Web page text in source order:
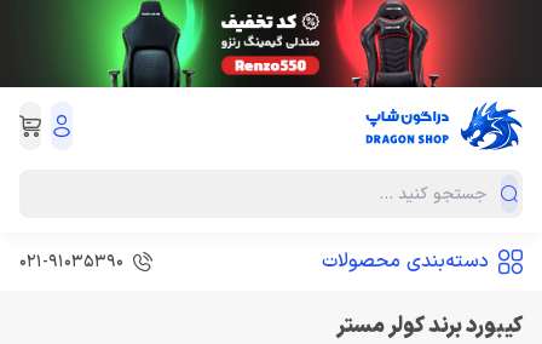
دسته‌بندی محصولات 021-91035390
کیبورد برند کولر مستر